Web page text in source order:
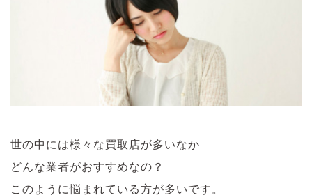
世の中には様々な買取店が多いなか
どんな業者がおすすめなの？
このように悩まれている方が多いです。